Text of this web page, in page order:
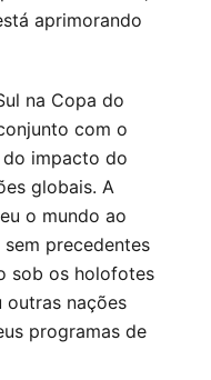
aprimorando
na Copa do
com o
impacto do
globais. A
o mundo ao
precedentes
sob os holofotes
outras nações
programas de